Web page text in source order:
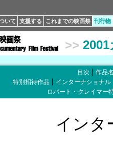
いて 支援する これまでの映画祭 刊行物
>>
目次
作品
特別招待作品
インターナショナ
ロバート・クレイマー
インタ